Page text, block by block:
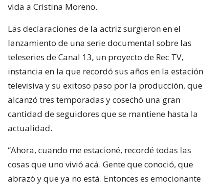
vida a Cristina Moreno.
Las declaraciones de la actriz surgieron en el
lanzamiento de una serie documental sobre las
teleseries de Canal 13, un proyecto de Rec TV,
instancia en la que recordó sus años en la estación
televisiva y su exitoso paso por la producción, que
alcanzó tres temporadas y cosechó una gran
cantidad de seguidores que se mantiene hasta la
actualidad.
“Ahora, cuando me estacioné, recordé todas las
cosas que uno vivió acá. Gente que conoció, que
abrazó y que ya no está. Entonces es emocionante